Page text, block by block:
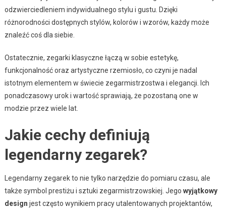
odzwierciedleniem indywidualnego stylu i gustu. Dzięki
różnorodności dostępnych stylów, kolorów i wzorów, każdy może
znaleźć coś dla siebie.
Ostatecznie, zegarki klasyczne łączą w sobie estetykę,
funkcjonalność oraz artystyczne rzemiosło, co czyni je nadal
istotnym elementem w świecie zegarmistrzostwa i elegancji. Ich
ponadczasowy urok i wartość sprawiają, że pozostaną one w
modzie przez wiele lat.
Jakie cechy definiują
legendarny zegarek?
Legendarny zegarek to nie tylko narzędzie do pomiaru czasu, ale
także symbol prestiżu i sztuki zegarmistrzowskiej. Jego wyjątkowy
design jest często wynikiem pracy utalentowanych projektantów,